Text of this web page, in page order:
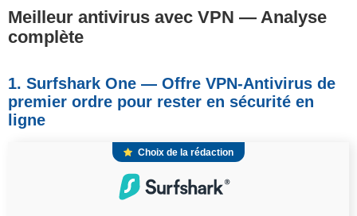
Meilleur antivirus avec VPN — Analyse
complète
1. Surfshark One — Offre VPN-Antivirus de
premier ordre pour rester en sécurité en
ligne
Choix de la rédaction